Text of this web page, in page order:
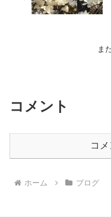
ま
コメント
コ
ホーム ブログ